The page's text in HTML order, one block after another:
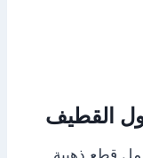
القطيف